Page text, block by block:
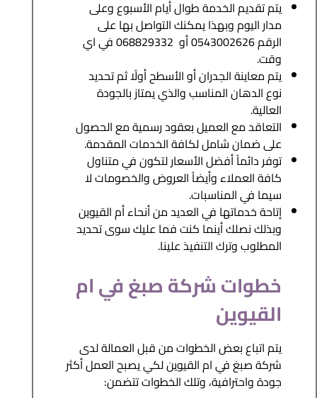
يتم تقديم الخدمة طوال أيام الأسبوع وعلى
مدار اليوم وبهذا يمكنك التواصل بها على
الرقم 0543002626 أو 068829332 في اي
وقت.
يتم معاينة الجدران أو الأسطح أولًا ثم تحديد
نوع الدهان المناسب والذي يمتاز بالجودة
العالية.
التعاقد مع العميل بعقود رسمية مع الحصول
على ضمان شامل لكافة الخدمات المقدمة.
توفر دائماً أفضل الأسعار لتكون في متناول
كافة العملاء وأيضاً العروض والخصومات لا
سيما في المناسبات.
إتاحة خدماتها في العديد من أنحاء أم القيوين
وبذلك نصلك أينما كنت فما عليك سوى تحديد
المطلوب وترك التنفيذ علينا.
خطوات شركة صبغ في ام
القيوين
يتم اتباع بعض الخطوات من قبل العمالة لدى
شركة صبغ في ام القيوين لكي يصبح العمل أكثر
جودة واحترافية، وتلك الخطوات تتضمن: